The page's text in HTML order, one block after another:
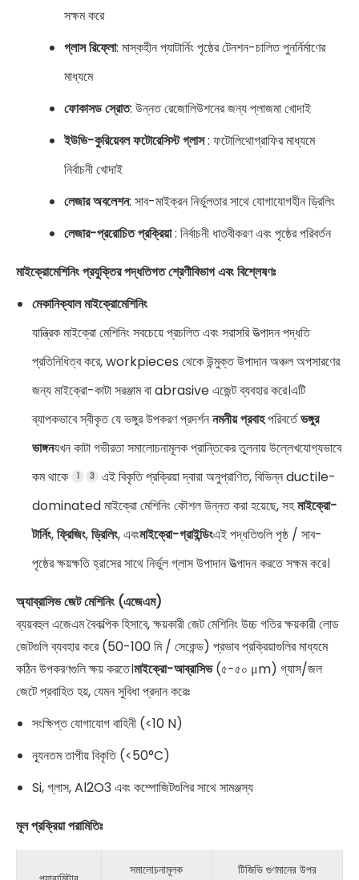
সক্ষম করে
গ্লাস রিফ্লো: মাস্কহীন প্যাটার্নিং পৃষ্ঠের টেনশন-চালিত পুনর্নির্মাণের
মাধ্যমে
ফোকাসড স্রোত: উন্নত রেজোলিউশনের জন্য প্লাজমা খোদাই
ইউভি-কুরিয়েবল ফটোরেসিস্ট গ্লাস: ফটোলিথোগ্রাফির মাধ্যমে
নির্বাচনী খোদাই
লেজার অবলেশন: সাব-মাইক্রন নির্ভুলতার সাথে যোগাযোগহীন ড্রিলিং
লেজার-প্ররোচিত প্রক্রিয়া: নির্বাচনী ধাতবীকরণ এবং পৃষ্ঠের পরিবর্তন
মাইক্রোমেশিনিং প্রযুক্তির পদ্ধতিগত শ্রেণীবিভাগ এবং বিশ্লেষণঃ
মেকানিক্যাল মাইক্রোমেশিনিং
যান্ত্রিক মাইক্রো মেশিনিং সবচেয়ে প্রচলিত এবং সরাসরি উত্পাদন পদ্ধতি
প্রতিনিধিত্ব করে, workpieces থেকে উন্মুক্ত উপাদান অঞ্চল অপসারণের
জন্য মাইক্রো-কাটা সরঞ্জাম বা abrasive এজেন্ট ব্যবহার করে।এটি
ব্যাপকভাবে স্বীকৃত যে ভঙ্গুর উপকরণ প্রদর্শননমনীয় প্রবাহপরিবর্তেভঙ্গুর
ভাঙ্গনযখন কাটা গভীরতা সমালোচনামূলক প্রান্তিকের তুলনায় উল্লেখযোগ্যভাবে
কম থাকে
1 3 এই বিকৃতি প্রক্রিয়া দ্বারা অনুপ্রাণিত, বিভিন্ন ductile-
dominated মাইক্রো মেশিনিং কৌশল উন্নত করা হয়েছে, সহমাইক্রো-
টার্নিং,ফ্রিজিং,ড্রিলিং, এবংমাইক্রো-গ্রাইন্ডিংএই পদ্ধতিগুলি পৃষ্ঠ / সাব-
পৃষ্ঠের ক্ষয়ক্ষতি হ্রাসের সাথে নির্ভুল গ্লাস উপাদান উত্পাদন করতে সক্ষম করে।
অ্যাব্রাসিভ জেট মেশিনিং (এজেএম)
ব্যয়বহুল এজেএম বৈকল্পিক হিসাবে, ক্ষয়কারী জেট মেশিনিং উচ্চ গতির ক্ষয়কারী লোড
জেটগুলি ব্যবহার করে (50-100 মি / সেকেন্ড) প্রভাব প্রক্রিয়াগুলির মাধ্যমে
কঠিন উপকরণগুলি ক্ষয় করতে।মাইক্রো-আব্রাসিভ(৫-৫০ μm) গ্যাস/জল
জেটে প্রবাহিত হয়, যেমন সুবিধা প্রদান করেঃ
সংক্ষিপ্ত যোগাযোগ বাহিনী (<10 N)
ন্যূনতম তাপীয় বিকৃতি (<50°C)
Si, গ্লাস, Al2O3 এবং কম্পোজিটগুলির সাথে সামঞ্জস্য
মূল প্রক্রিয়া পরামিতিঃ
সমালোচনামূলক
টিজিভি গুণমানের উপর